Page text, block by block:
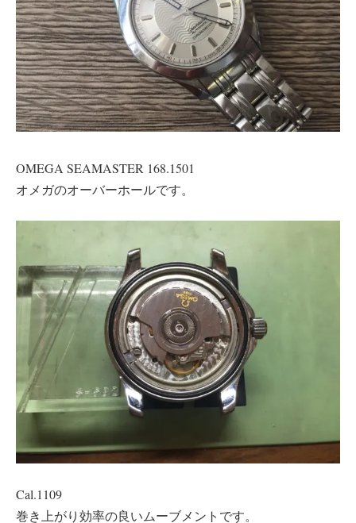
OMEGA SEAMASTER 168.1501
オメガのオーバーホールです。
Cal.1109
巻き上がり効率の良いムーブメントです。